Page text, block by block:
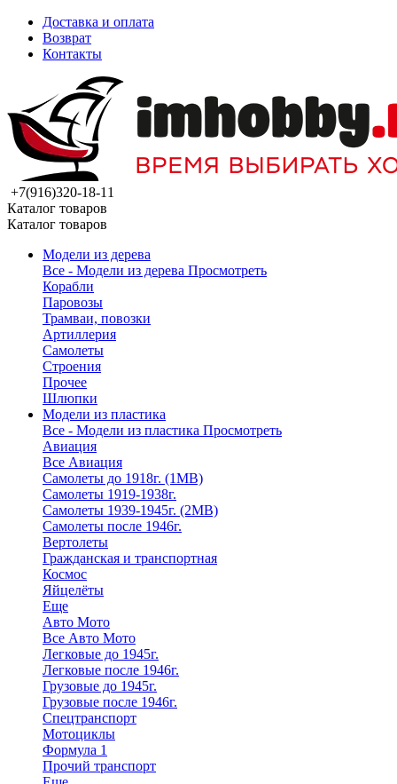
Доставка и оплата
Возврат
Контакты
+7(916)320-18-11
Каталог товаров
Каталог товаров
Модели из дерева
Все - Модели из дерева Просмотреть
Корабли
Паровозы
Трамваи, повозки
Артиллерия
Самолеты
Строения
Прочее
Шлюпки
Модели из пластика
Все - Модели из пластика Просмотреть
Авиация
Все Авиация
Самолеты до 1918г. (1МВ)
Самолеты 1919-1938г.
Самолеты 1939-1945г. (2МВ)
Самолеты после 1946г.
Вертолеты
Гражданская и транспортная
Космос
Яйцелёты
Еще
Авто Мото
Все Авто Мото
Легковые до 1945г.
Легковые после 1946г.
Грузовые до 1945г.
Грузовые после 1946г.
Спецтранспорт
Мотоциклы
Формула 1
Прочий транспорт